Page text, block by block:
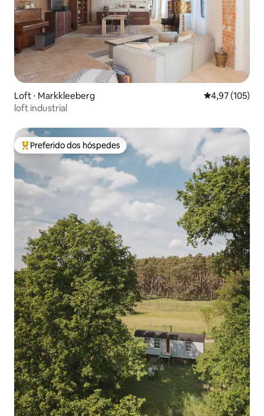
Loft ⋅ Markkleeberg 4,97 de uma
4,97 (105)
loft industrial
Entre os melhores preferidos dos hóspedes
Preferido dos hóspedes